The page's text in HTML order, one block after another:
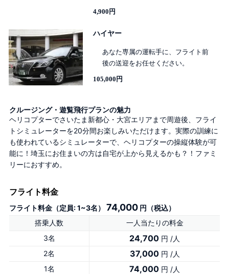
4,900円
ハイヤー
あなた専属の運転手に、フライト前
後の送迎をお任せください。
105,000円
クルージング・遊覧飛行プランの魅力
ヘリコプターでさいたま新都心・大宮エリアまで周遊後、フライ
トシミュレーターを20分間お楽しみいただけます。実際の訓練に
も使われているシミュレーターで、ヘリコプターの操縦体験が可
能に！埼玉にお住まいの方は自宅が上から見えるかも？！ファミ
リーにおすすめ。
フライト料金
フライト料金（定員: 1~3名） 74,000 円（税込）
搭乗人数
一人当たりの料金
3名
24,700 円 /人
2名
37,000円 /人
1名
74,000 円 /人